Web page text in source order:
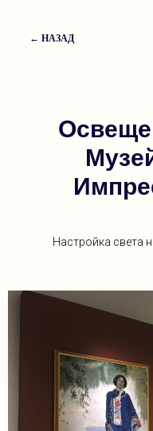
← НАЗАД
Настройка света